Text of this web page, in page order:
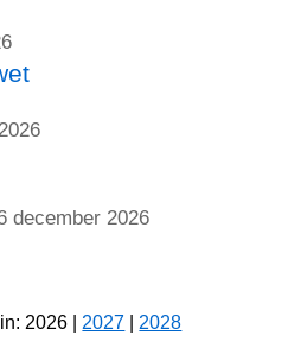
december 2026
2026 | 2027 | 2028